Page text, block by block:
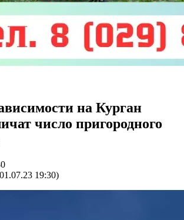
на Курган
число пригородного
19:30)